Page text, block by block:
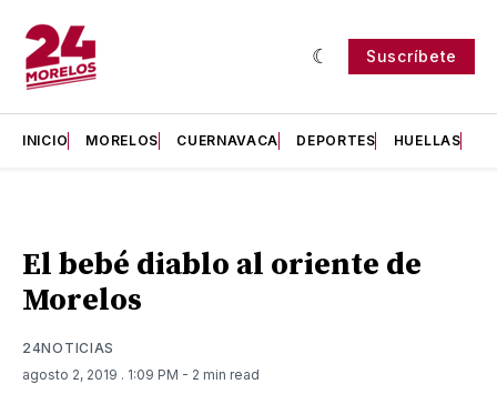
Suscríbete
INICIO MORELOS CUERNAVACA DEPORTES HUELLAS
El bebé diablo al oriente de
Morelos
24NOTICIAS
agosto 2, 2019 . 1:09 PM - 2 min read